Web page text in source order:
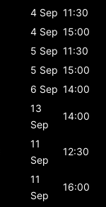
4 Sep 11:30
4 Sep 15:00
5 Sep 11:30
5 Sep 15:00
6 Sep 14:00
13
Sep
14:00
11
Sep
12:30
11
Sep
16:00